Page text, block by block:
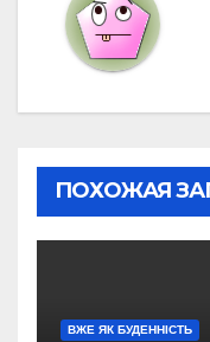
ПОХОЖАЯ
ВЖЕ ЯК БУДЕННІСТЬ